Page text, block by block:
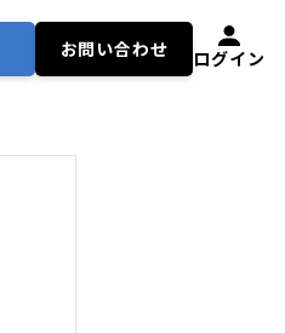
お問い合わせ ログイン